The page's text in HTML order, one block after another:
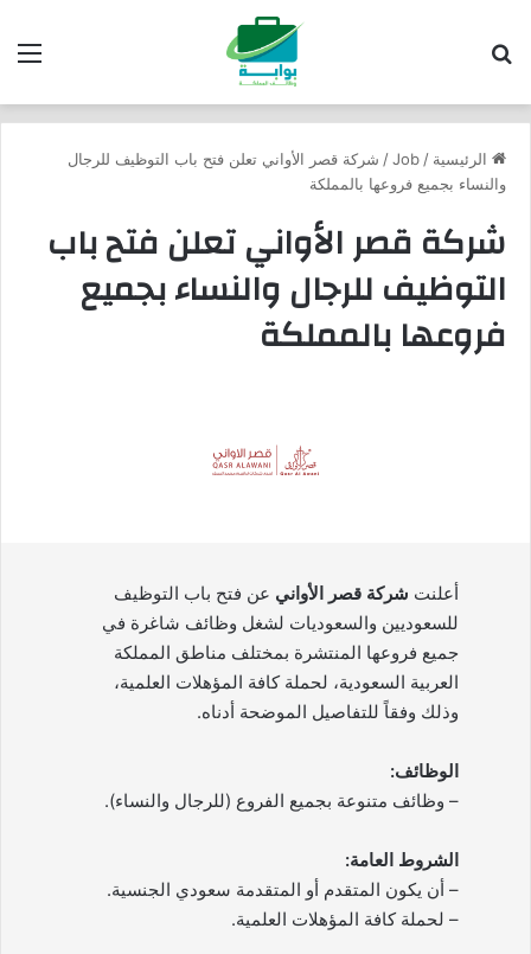
الرئيسية /
Job
/ شركة قصر الأواني تعلن فتح باب التوظيف للرجال
والنساء بجميع فروعها بالمملكة
شركة قصر الأواني تعلن فتح باب
التوظيف للرجال والنساء بجميع
فروعها بالمملكة
أعلنت شركة قصر الأواني عن فتح باب التوظيف
للسعوديين والسعوديات لشغل وظائف شاغرة في
جميع فروعها المنتشرة بمختلف مناطق المملكة
العربية السعودية، لحملة كافة المؤهلات العلمية،
وذلك وفقاً للتفاصيل الموضحة أدناه.
الوظائف:
– وظائف متنوعة بجميع الفروع (للرجال والنساء).
الشروط العامة:
– أن يكون المتقدم أو المتقدمة سعودي الجنسية.
– لحملة كافة المؤهلات العلمية.